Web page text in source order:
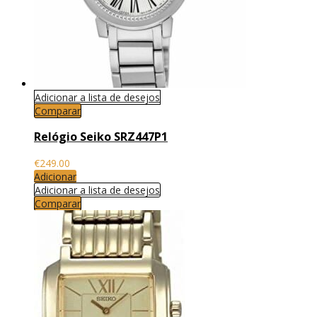
Adicionar a lista de desejos
Comparar
Relógio Seiko SRZ447P1
€249.00
Adicionar
Adicionar a lista de desejos
Comparar